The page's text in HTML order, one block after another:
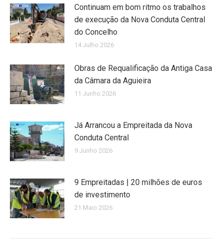
Continuam em bom ritmo os trabalhos
de execução da Nova Conduta Central
do Concelho
14 Julho 2026
Obras de Requalificação da Antiga Casa
da Câmara da Aguieira
11 Junho 2026
Já Arrancou a Empreitada da Nova
Conduta Central
9 Junho 2026
9 Empreitadas | 20 milhões de euros
de investimento
21 Maio 2026